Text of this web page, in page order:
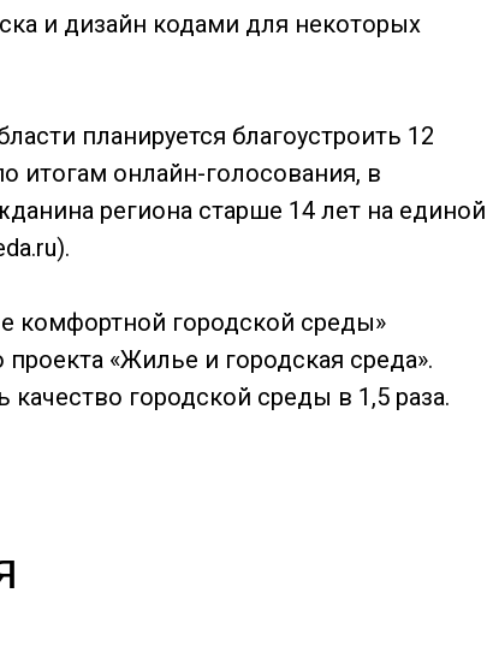
и дизайн кодами для некоторых
планируется благоустроить 12
итогам онлайн-голосования, в
региона старше 14 лет на единой
комфортной городской среды»
«Жилье и городская среда».
городской среды в 1,5 раза.